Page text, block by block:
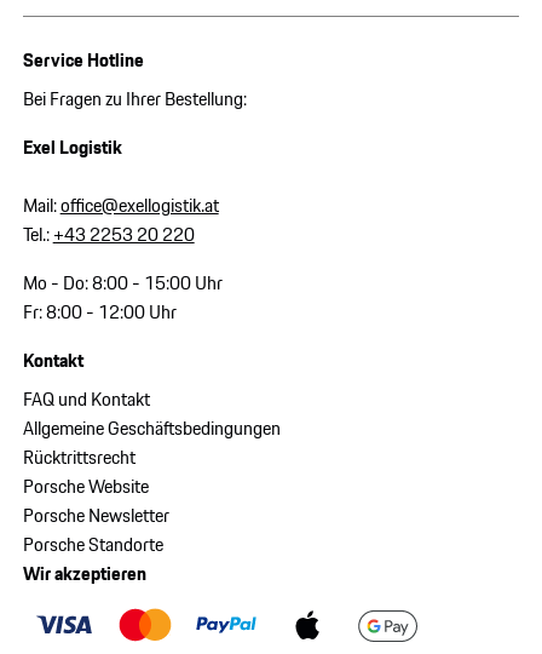
Service Hotline
Bei Fragen zu Ihrer Bestellung:
Exel Logistik
Mail:office@exellogistik.at
Tel.:+43 2253 20 220
Mo - Do: 8:00 - 15:00 Uhr
Fr: 8:00 - 12:00 Uhr
Kontakt
FAQ und Kontakt
Allgemeine Geschäftsbedingungen
Rücktrittsrecht
Porsche Website
Porsche Newsletter
Porsche Standorte
Wir akzeptieren